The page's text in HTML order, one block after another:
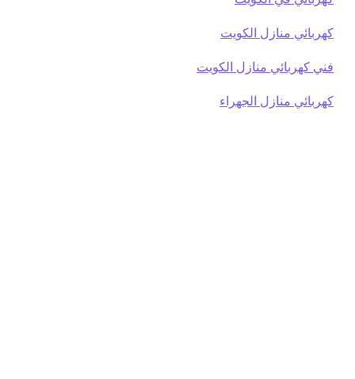
كهربائي منازل الكويت
فني كهربائي منازل الكويت
كهربائي منازل الجهراء